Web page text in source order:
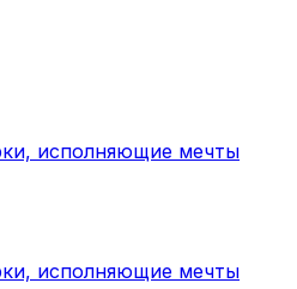
исполняющие мечты
исполняющие мечты